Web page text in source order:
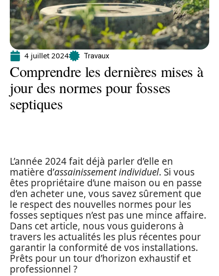
4 juillet 2024 Travaux
Comprendre les dernières mises à
jour des normes pour fosses
septiques
L’année 2024 fait déjà parler d’elle en
matière d’assainissement individuel. Si vous
êtes propriétaire d’une maison ou en passe
d’en acheter une, vous savez sûrement que
le respect des nouvelles normes pour les
fosses septiques n’est pas une mince affaire.
Dans cet article, nous vous guiderons à
travers les actualités les plus récentes pour
garantir la conformité de vos installations.
Prêts pour un tour d’horizon exhaustif et
professionnel ?